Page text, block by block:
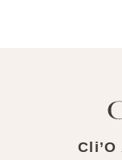
Cli’O